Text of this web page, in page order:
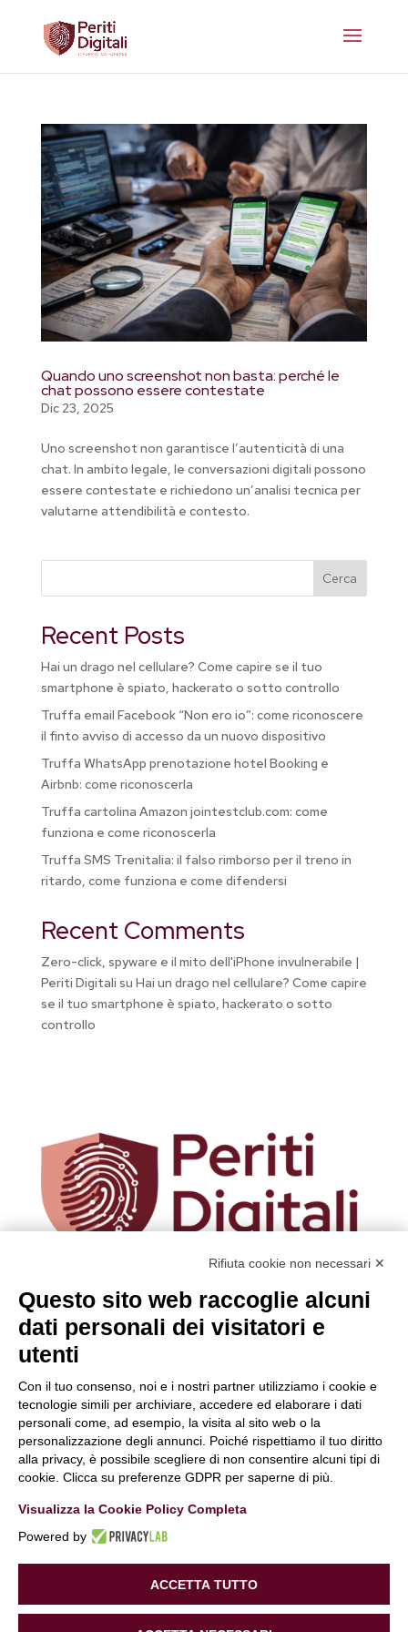
Quando uno screenshot non basta: perché le
chat possono essere contestate
Dic 23, 2025
Uno screenshot non garantisce l’autenticità di una
chat. In ambito legale, le conversazioni digitali possono
essere contestate e richiedono un’analisi tecnica per
valutarne attendibilità e contesto.
Cerca
Recent Posts
Hai un drago nel cellulare? Come capire se il tuo
smartphone è spiato, hackerato o sotto controllo
Truffa email Facebook “Non ero io”: come riconoscere
il finto avviso di accesso da un nuovo dispositivo
Truffa WhatsApp prenotazione hotel Booking e
Airbnb: come riconoscerla
Truffa cartolina Amazon jointestclub.com: come
funziona e come riconoscerla
Truffa SMS Trenitalia: il falso rimborso per il treno in
ritardo, come funziona e come difendersi
Recent Comments
Zero-click, spyware e il mito dell'iPhone invulnerabile |
Periti Digitali su Hai un drago nel cellulare? Come capire
se il tuo smartphone è spiato, hackerato o sotto
controllo
Hai bisogno di maggiori informazioni
o desideri
farci una domanda?
Clicca e compila il form. Verrai contattato
immediatamente!
Contattaci
Periti Digitaliè una Business unit di:
Alchimie Digitali Srl
Via Elia Rainusso, 110 – 41124 Modena (MO)
REA Modena 01/02/2005 N. 346879
Capitale sociale 20.000 Euro i.v.
Informative Privacy
Informativa navigatori sito internet–Condizioni Generali
Rifiuta cookie non necessari ✕
Questo sito web raccoglie alcuni
dati personali dei visitatori e
utenti
Con il tuo consenso, noi e i nostri partner utilizziamo i cookie e
tecnologie simili per archiviare, accedere ed elaborare i dati
personali come, ad esempio, la visita al sito web o la
personalizzazione degli annunci. Poiché rispettiamo il tuo diritto
alla privacy, è possibile scegliere di non consentire alcuni tipi di
cookie. Clicca su preferenze GDPR per saperne di più.
Visualizza la Cookie Policy Completa
Powered by
ACCETTA TUTTO